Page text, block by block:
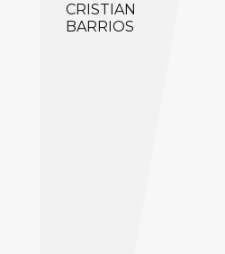
CRISTIAN
BARRIOS